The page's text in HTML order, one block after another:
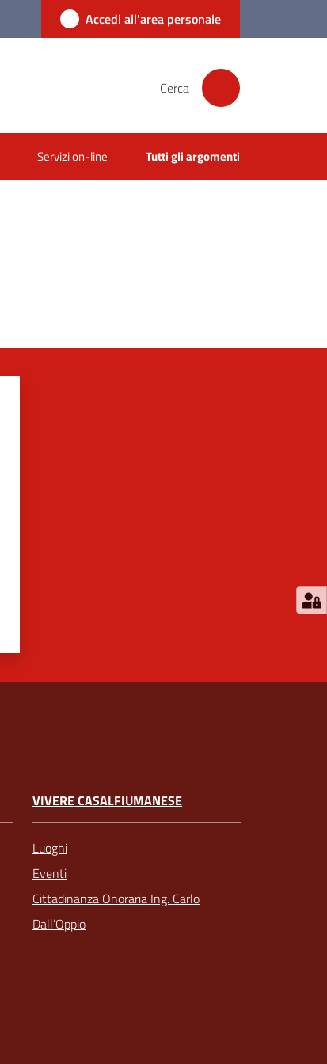
Accedi all'area personale
Cerca
Servizi on-line Tutti gli argomenti
VIVERE CASALFIUMANESE
Luoghi
Eventi
Cittadinanza Onoraria Ing. Carlo
Dall’Oppio